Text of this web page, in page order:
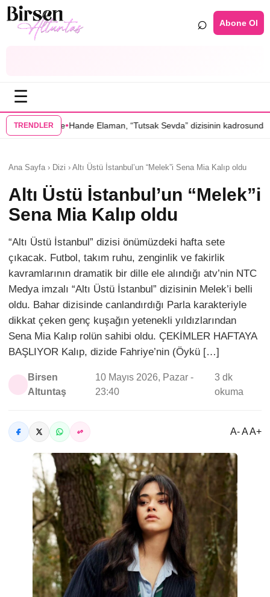
⌕ Abone Ol
☰
TRENDLER
Elaman, “Tutsak Sevda” dizisinin kadrosunda•Serenay Sarıkaya’lı
Ana Sayfa › Dizi › Altı Üstü İstanbul’un “Melek”i Sena Mia Kalıp oldu
Altı Üstü İstanbul’un “Melek”i
Sena Mia Kalıp oldu
“Altı Üstü İstanbul” dizisi önümüzdeki hafta sete
çıkacak. Futbol, takım ruhu, zenginlik ve fakirlik
kavramlarının dramatik bir dille ele alındığı atv’nin NTC
Medya imzalı “Altı Üstü İstanbul” dizisinin Melek’i belli
oldu. Bahar dizisinde canlandırdığı Parla karakteriyle
dikkat çeken genç kuşağın yetenekli yıldızlarından
Sena Mia Kalıp rolün sahibi oldu. ÇEKİMLER HAFTAYA
BAŞLIYOR Kalıp, dizide Fahriye’nin (Öykü […]
Birsen
Altuntaş
10 Mayıs 2026, Pazar -
23:40
3 dk
okuma
A- A A+